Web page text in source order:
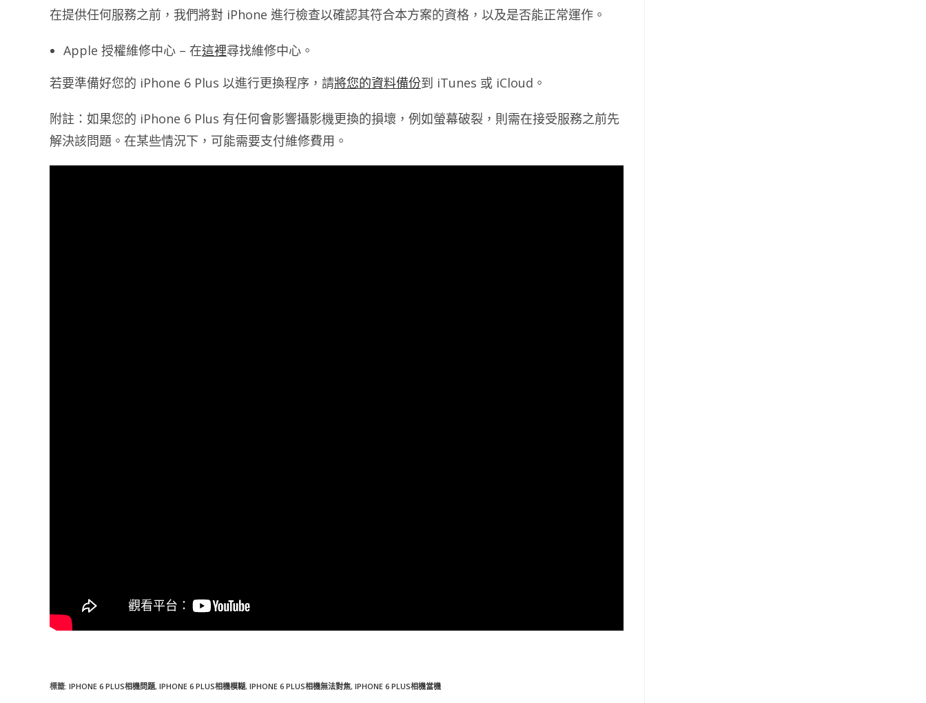
在提供任何服務之前，我們將對 iPhone 進行檢查以確認其符合本方案的資格，以及是否能正常運作。
Apple 授權維修中心 – 在這裡尋找維修中心。
若要準備好您的 iPhone 6 Plus 以進行更換程序，請將您的資料備份到 iTunes 或 iCloud。
附註：如果您的 iPhone 6 Plus 有任何會影響攝影機更換的損壞，例如螢幕破裂，則需在接受服務之前先
解決該問題。在某些情況下，可能需要支付維修費用。
標籤: IPHONE 6 PLUS相機問題, IPHONE 6 PLUS相機模糊, IPHONE 6 PLUS相機無法對焦, IPHONE 6 PLUS相機當機